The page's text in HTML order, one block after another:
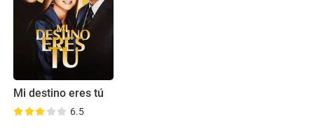
Mi destino eres tú
6.5